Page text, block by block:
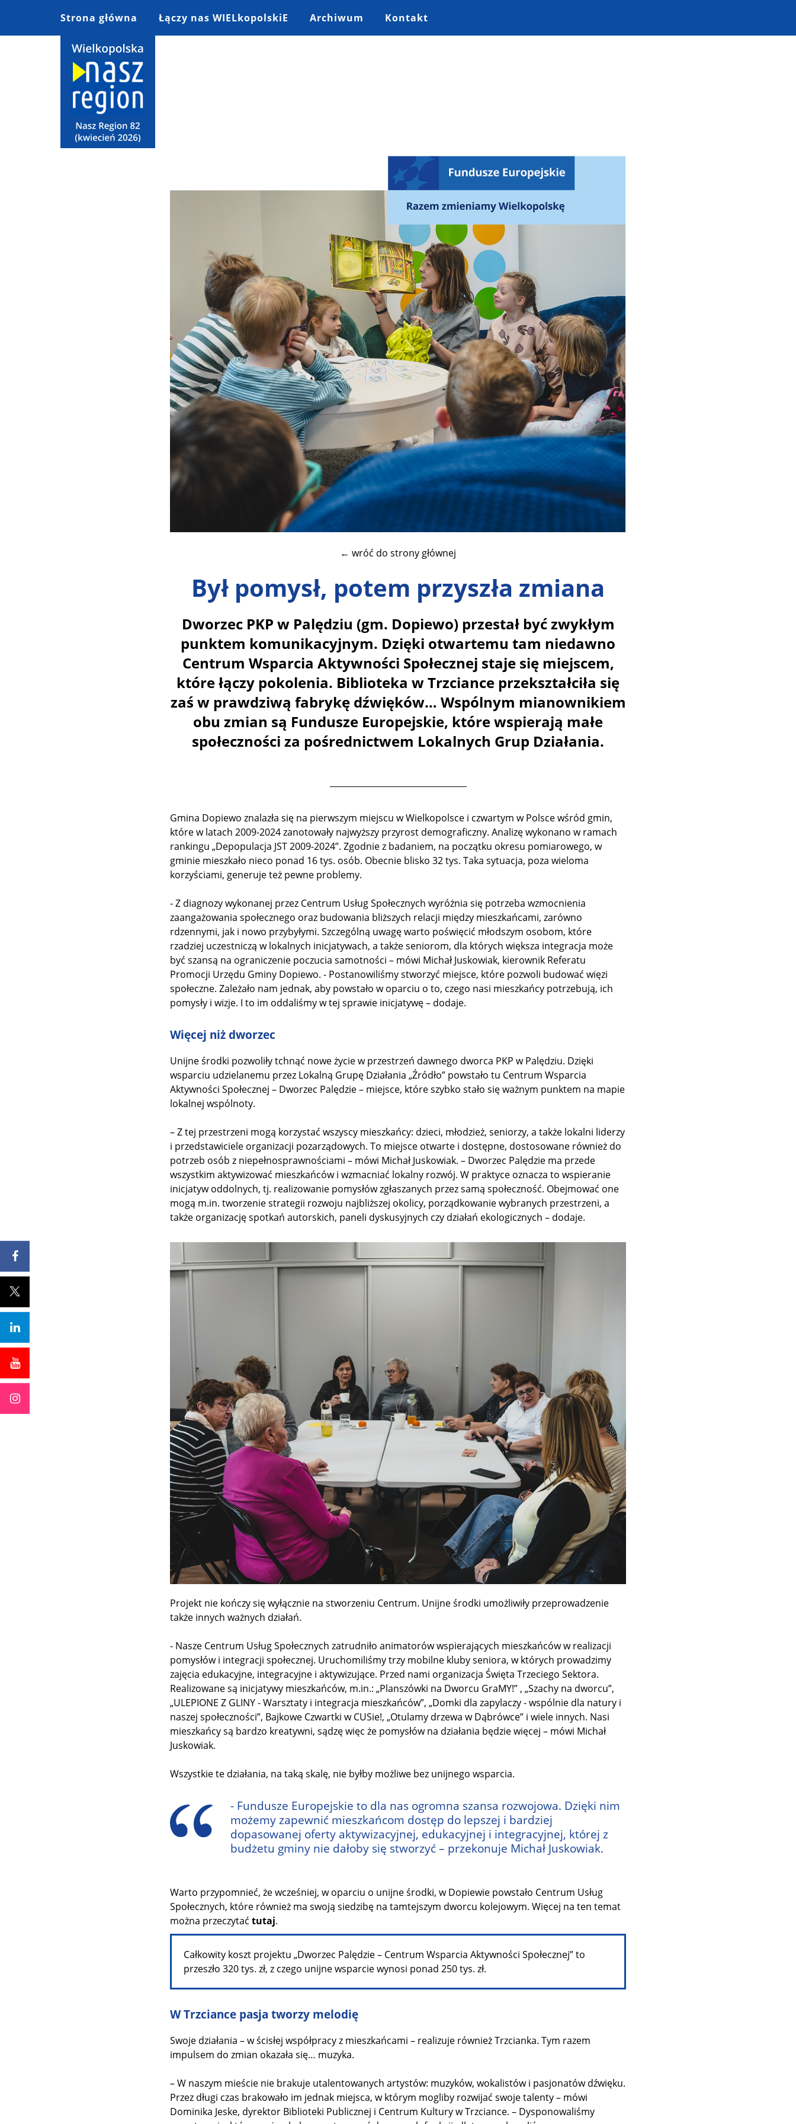
Strona główna Łączy nas WIELkopolskiE Archiwum Kontakt
← wróć do strony głównej
Był pomysł, potem przyszła zmiana
Dworzec PKP w Palędziu (gm. Dopiewo) przestał być zwykłym
punktem komunikacyjnym. Dzięki otwartemu tam niedawno
Centrum Wsparcia Aktywności Społecznej staje się miejscem,
które łączy pokolenia. Biblioteka w Trzciance przekształciła się
zaś w prawdziwą fabrykę dźwięków… Wspólnym mianownikiem
obu zmian są Fundusze Europejskie, które wspierają małe
społeczności za pośrednictwem Lokalnych Grup Działania.
Gmina Dopiewo znalazła się na pierwszym miejscu w Wielkopolsce i czwartym w Polsce wśród gmin,
które w latach 2009-2024 zanotowały najwyższy przyrost demograficzny. Analizę wykonano w ramach
rankingu „Depopulacja JST 2009-2024”. Zgodnie z badaniem, na początku okresu pomiarowego, w
gminie mieszkało nieco ponad 16 tys. osób. Obecnie blisko 32 tys. Taka sytuacja, poza wieloma
korzyściami, generuje też pewne problemy.
- Z diagnozy wykonanej przez Centrum Usług Społecznych wyróżnia się potrzeba wzmocnienia
zaangażowania społecznego oraz budowania bliższych relacji między mieszkańcami, zarówno
rdzennymi, jak i nowo przybyłymi. Szczególną uwagę warto poświęcić młodszym osobom, które
rzadziej uczestniczą w lokalnych inicjatywach, a także seniorom, dla których większa integracja może
być szansą na ograniczenie poczucia samotności – mówi Michał Juskowiak, kierownik Referatu
Promocji Urzędu Gminy Dopiewo. - Postanowiliśmy stworzyć miejsce, które pozwoli budować więzi
społeczne. Zależało nam jednak, aby powstało w oparciu o to, czego nasi mieszkańcy potrzebują, ich
pomysły i wizje. I to im oddaliśmy w tej sprawie inicjatywę – dodaje.
Więcej niż dworzec
Unijne środki pozwoliły tchnąć nowe życie w przestrzeń dawnego dworca PKP w Palędziu. Dzięki
wsparciu udzielanemu przez Lokalną Grupę Działania „Źródło” powstało tu Centrum Wsparcia
Aktywności Społecznej – Dworzec Palędzie – miejsce, które szybko stało się ważnym punktem na mapie
lokalnej wspólnoty.
– Z tej przestrzeni mogą korzystać wszyscy mieszkańcy: dzieci, młodzież, seniorzy, a także lokalni liderzy
i przedstawiciele organizacji pozarządowych. To miejsce otwarte i dostępne, dostosowane również do
potrzeb osób z niepełnosprawnościami – mówi Michał Juskowiak. – Dworzec Palędzie ma przede
wszystkim aktywizować mieszkańców i wzmacniać lokalny rozwój. W praktyce oznacza to wspieranie
inicjatyw oddolnych, tj. realizowanie pomysłów zgłaszanych przez samą społeczność. Obejmować one
mogą m.in. tworzenie strategii rozwoju najbliższej okolicy, porządkowanie wybranych przestrzeni, a
także organizację spotkań autorskich, paneli dyskusyjnych czy działań ekologicznych – dodaje.
Projekt nie kończy się wyłącznie na stworzeniu Centrum. Unijne środki umożliwiły przeprowadzenie
także innych ważnych działań.
- Nasze Centrum Usług Społecznych zatrudniło animatorów wspierających mieszkańców w realizacji
pomysłów i integracji społecznej. Uruchomiliśmy trzy mobilne kluby seniora, w których prowadzimy
zajęcia edukacyjne, integracyjne i aktywizujące. Przed nami organizacja Święta Trzeciego Sektora.
Realizowane są inicjatywy mieszkańców, m.in.: „Planszówki na Dworcu GraMY!” , „Szachy na dworcu”,
„ULEPIONE Z GLINY - Warsztaty i integracja mieszkańców”, „Domki dla zapylaczy - wspólnie dla natury i
naszej społeczności”, Bajkowe Czwartki w CUSie!, „Otulamy drzewa w Dąbrówce” i wiele innych. Nasi
mieszkańcy są bardzo kreatywni, sądzę więc że pomysłów na działania będzie więcej – mówi Michał
Juskowiak.
Wszystkie te działania, na taką skalę, nie byłby możliwe bez unijnego wsparcia.
- Fundusze Europejskie to dla nas ogromna szansa rozwojowa. Dzięki nim
możemy zapewnić mieszkańcom dostęp do lepszej i bardziej
dopasowanej oferty aktywizacyjnej, edukacyjnej i integracyjnej, której z
budżetu gminy nie dałoby się stworzyć – przekonuje Michał Juskowiak.
Warto przypomnieć, że wcześniej, w oparciu o unijne środki, w Dopiewie powstało Centrum Usług
Społecznych, które również ma swoją siedzibę na tamtejszym dworcu kolejowym. Więcej na ten temat
można przeczytać tutaj.
Całkowity koszt projektu „Dworzec Palędzie – Centrum Wsparcia Aktywności Społecznej” to
przeszło 320 tys. zł, z czego unijne wsparcie wynosi ponad 250 tys. zł.
W Trzciance pasja tworzy melodię
Swoje działania – w ścisłej współpracy z mieszkańcami – realizuje również Trzcianka. Tym razem
impulsem do zmian okazała się… muzyka.
– W naszym mieście nie brakuje utalentowanych artystów: muzyków, wokalistów i pasjonatów dźwięku.
Przez długi czas brakowało im jednak miejsca, w którym mogliby rozwijać swoje talenty – mówi
Dominika Jeske, dyrektor Biblioteki Publicznej i Centrum Kultury w Trzciance. – Dysponowaliśmy